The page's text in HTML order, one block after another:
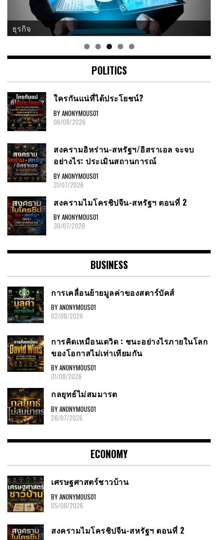
ธุรกิจ
POLITICS
ใครกันแน่ที่ได้ประโยชน์?
BY ANONYMOUS01
06/08/2026
สงครามอิหร่าน-สหรัฐฯ/อิสราเอล จะจบ
อย่างไร: ประเมินสถานการณ์
BY ANONYMOUS01
31/07/2026
สงครามไมโครชิปจีน-สหรัฐฯ ตอนที่ 2
BY ANONYMOUS01
30/07/2026
BUSINESS
การเคลื่อนย้ายมูลค่าของสตาร์บัคส์
BY ANONYMOUS01
02/08/2026
การคิดเหมือนเดวิด : ชนะอย่างไรภายในโลก
ของโอกาสไม่เท่าเทียมกัน
BY ANONYMOUS01
01/08/2026
กลยุทธ์ไม่สมมารต
BY ANONYMOUS01
26/07/2026
ECONOMY
เศรษฐศาสตร์ชาวบ้าน
BY ANONYMOUS01
05/08/2026
สงครามไมโครชิปจีน-สหรัฐฯ ตอนที่ 2